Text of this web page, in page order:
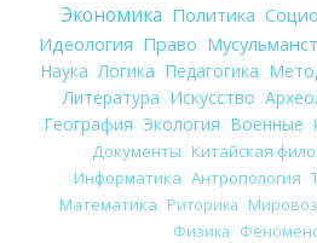
Экономика Политика
Идеология Право
Наука Логика Педагогика
Литература Искусство
География Экология Военные
Документы Китайская
Информатика Антропология
Математика Риторика
Физика